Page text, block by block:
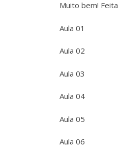
Muito bem!
Aula 01
Aula 02
Aula 03
Aula 04
Aula 05
Aula 06